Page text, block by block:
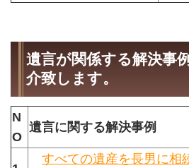
遺言が関係する解決事
介致します。
N
O
遺言に関する解決事例
すべての遺産を長男に相